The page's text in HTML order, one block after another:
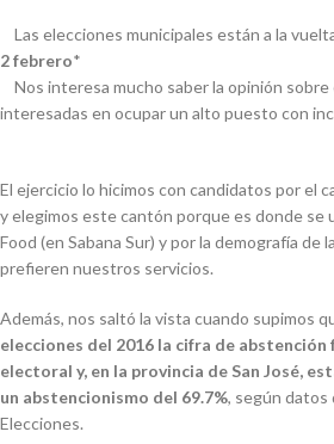
Las elecciones municipales están a la
2 febrero*
Nos interesa mucho saber la opinión
interesadas en ocupar un alto puesto con
El ejercicio lo hicimos con candidatos por el
y elegimos este cantón porque es donde se
Food (en Sabana Sur) y por la demografía de
prefieren nuestros servicios.
Además, nos saltó la vista cuando supimos
elecciones del 2016 la cifra de abstención
electoral y, en la provincia de San José,
un abstencionismo del 69.7%, según datos
Elecciones.